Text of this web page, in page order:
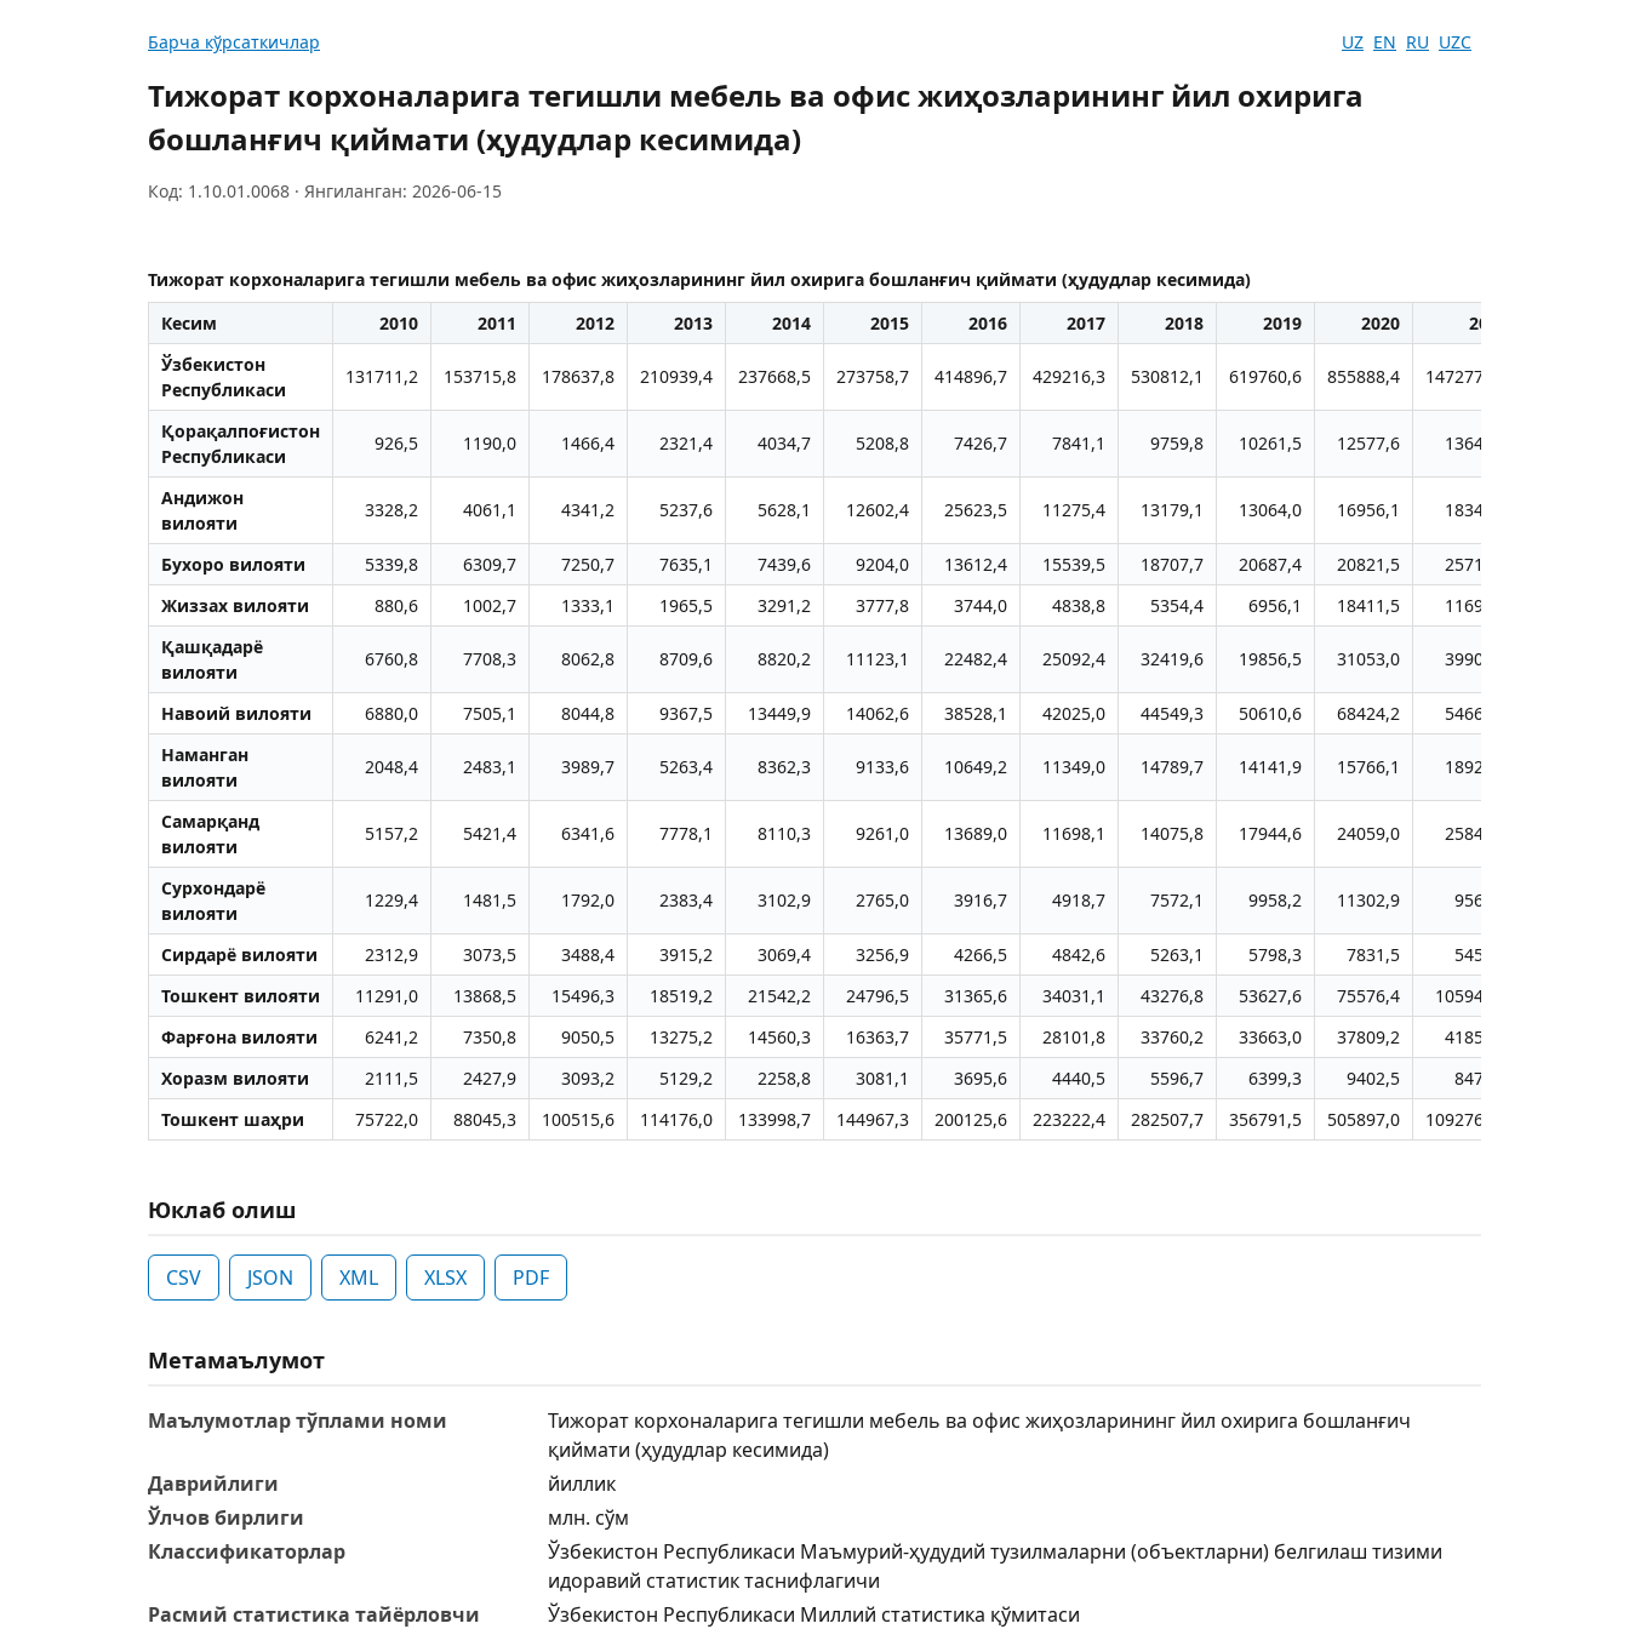
Барча кўрсаткичлар UZ EN RU UZC
Тижорат корхоналарига тегишли мебель ва офис жиҳозларининг йил охирига
бошланғич қиймати (ҳудудлар кесимида)
Код: 1.10.01.0068 · Янгиланган: 2026-06-15
Тижорат корхоналарига тегишли мебель ва офис жиҳозларининг йил охирига бошланғич қиймати (ҳудудлар кесимида)
Кесим
2010 2011 2012 2013 2014 2015 2016 2017 2018 2019 2020 2021
Ўзбекистон
Республикаси
131711,2 153715,8 178637,8 210939,4 237668,5 273758,7 414896,7 429216,3 530812,1 619760,6 855888,4 1472778,7
Қорақалпоғистон
Республикаси
926,5 1190,0 1466,4 2321,4 4034,7 5208,8 7426,7 7841,1 9759,8 10261,5 12577,6 13641,4
Aндижон
вилояти
3328,2 4061,1 4341,2 5237,6 5628,1 12602,4 25623,5 11275,4 13179,1 13064,0 16956,1 18346,9
Бухоро вилояти 5339,8 6309,7 7250,7 7635,1 7439,6 9204,0 13612,4 15539,5 18707,7 20687,4 20821,5 25719,1
Жиззах вилояти
880,6 1002,7 1333,1 1965,5 3291,2 3777,8 3744,0 4838,8 5354,4 6956,1 18411,5 11691,9
Қашқадарё
вилояти
6760,8 7708,3 8062,8 8709,6 8820,2 11123,1 22482,4 25092,4 32419,6 19856,5 31053,0 39909,3
Навоий вилояти 6880,0 7505,1 8044,8 9367,5 13449,9 14062,6 38528,1 42025,0 44549,3 50610,6 68424,2 54663,1
Наманган
вилояти
2048,4 2483,1 3989,7 5263,4 8362,3 9133,6 10649,2 11349,0 14789,7 14141,9 15766,1 18922,1
Самарқанд
вилояти
5157,2 5421,4 6341,6 7778,1 8110,3 9261,0 13689,0 11698,1 14075,8 17944,6 24059,0 25842,0
Сурхондарё
вилояти
1229,4 1481,5 1792,0 2383,4 3102,9 2765,0 3916,7 4918,7 7572,1 9958,2 11302,9 9560,7
Сирдарё вилояти 2312,9 3073,5 3488,4 3915,2 3069,4 3256,9 4266,5 4842,6 5263,1 5798,3 7831,5 5450,8
Тошкент вилояти
11291,0 13868,5 15496,3 18519,2 21542,2 24796,5 31365,6 34031,1 43276,8 53627,6 75576,4 105944,3
Фарғона вилояти
6241,2 7350,8 9050,5 13275,2 14560,3 16363,7 35771,5 28101,8 33760,2 33663,0 37809,2 41852,8
Хоразм вилояти
2111,5 2427,9 3093,2 5129,2 2258,8 3081,1 3695,6 4440,5 5596,7 6399,3 9402,5 8472,5
Тошкент шаҳри
75722,0 88045,3 100515,6 114176,0 133998,7 144967,3 200125,6 223222,4 282507,7 356791,5 505897,0 1092761,9
Юклаб олиш
CSV JSON XML XLSX PDF
Метамаълумот
Маълумотлар тўплами номи
Тижорат корхоналарига тегишли мебель ва офис жиҳозларининг йил охирига бошланғич
қиймати (ҳудудлар кесимида)
Даврийлиги
йиллик
Ўлчов бирлиги
млн. сўм
Классификаторлар
Ўзбекистон Республикаси Маъмурий-ҳудудий тузилмаларни (объектларни) белгилаш тизими
идоравий статистик таснифлагичи
Расмий статистика тайёрловчи
Ўзбекистон Республикаси Миллий статистика қўмитаси